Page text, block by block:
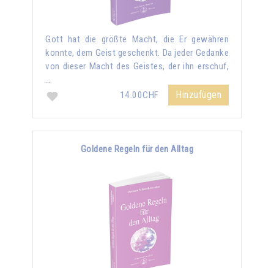
Gott hat die größte Macht, die Er gewähren
konnte, dem Geist geschenkt. Da jeder Gedanke
von dieser Macht des Geistes, der ihn erschuf,
14.00CHF
Hinzufügen
Goldene Regeln für den Alltag